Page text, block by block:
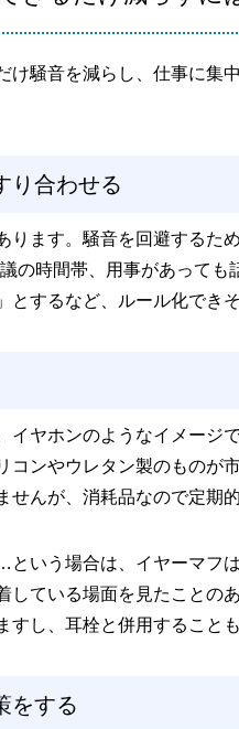
け騒音を減らし、仕事に集
り合わせる
ります。騒音を回避するた
の時間帯、用事があって
とするなど、ルール化でき
イヤホンのようなイメージ
コンやウレタン製のもの
んが、消耗品なので定期
いう場合は、イヤーマフ
している場面を見たことの
すし、耳栓と併用すること
をする